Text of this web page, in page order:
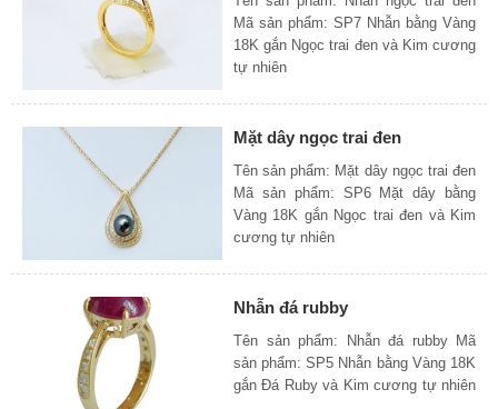
Mã sản phẩm: SP7 Nhẫn bằng Vàng
18K gắn Ngọc trai đen và Kim cương
tự nhiên
Mặt dây ngọc trai đen
Tên sản phẩm: Mặt dây ngọc trai đen
Mã sản phẩm: SP6 Mặt dây bằng
Vàng 18K gắn Ngọc trai đen và Kim
cương tự nhiên
Nhẫn đá rubby
Tên sản phẩm: Nhẫn đá rubby Mã
sản phẩm: SP5 Nhẫn bằng Vàng 18K
gắn Đá Ruby và Kim cương tự nhiên